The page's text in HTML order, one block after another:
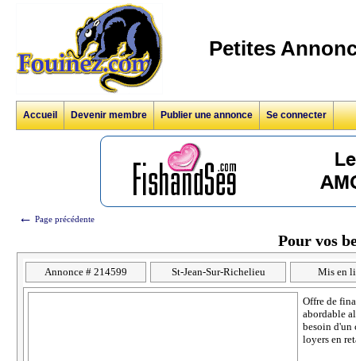
Petites
Accueil Devenir membre Publier une annonce Se connecter
← Page précédente
Pour vos
Annonce # 214599 St-Jean-Sur-Richelieu Mis en
Offre de
abordable
besoin d'un
loyers en